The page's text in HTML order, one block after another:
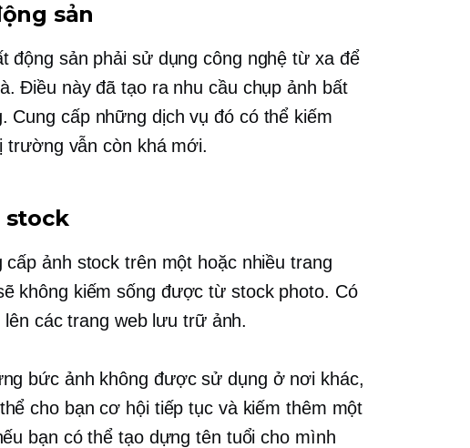
sản
động sản phải sử dụng công nghệ từ xa để
Điều này đã tạo ra nhu cầu chụp ảnh bất
Cung cấp những dịch vụ đó có thể kiếm
trường vẫn còn khá mới.
stock
cấp ảnh stock trên một hoặc nhiều trang
không kiếm sống được từ stock photo. Có
các trang web lưu trữ ảnh.
bức ảnh không được sử dụng ở nơi khác,
cho bạn cơ hội tiếp tục và kiếm thêm một
bạn có thể tạo dựng tên tuổi cho mình